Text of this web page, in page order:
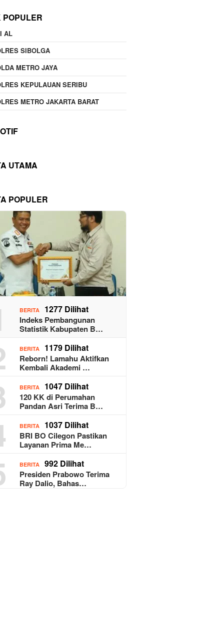
POPULER
AL
SIBOLGA
METRO JAYA
KEPULAUAN SERIBU
METRO JAKARTA BARAT
UTAMA
POPULER
BERITA 1277 Dilihat
Indeks Pembangunan
Statistik Kabupaten B…
BERITA 1179 Dilihat
Reborn! Lamahu Aktifkan
Kembali Akademi …
BERITA 1047 Dilihat
120 KK di Perumahan
Pandan Asri Terima B…
BERITA 1037 Dilihat
BRI BO Cilegon Pastikan
Layanan Prima Me…
BERITA 992 Dilihat
Presiden Prabowo Terima
Ray Dalio, Bahas…